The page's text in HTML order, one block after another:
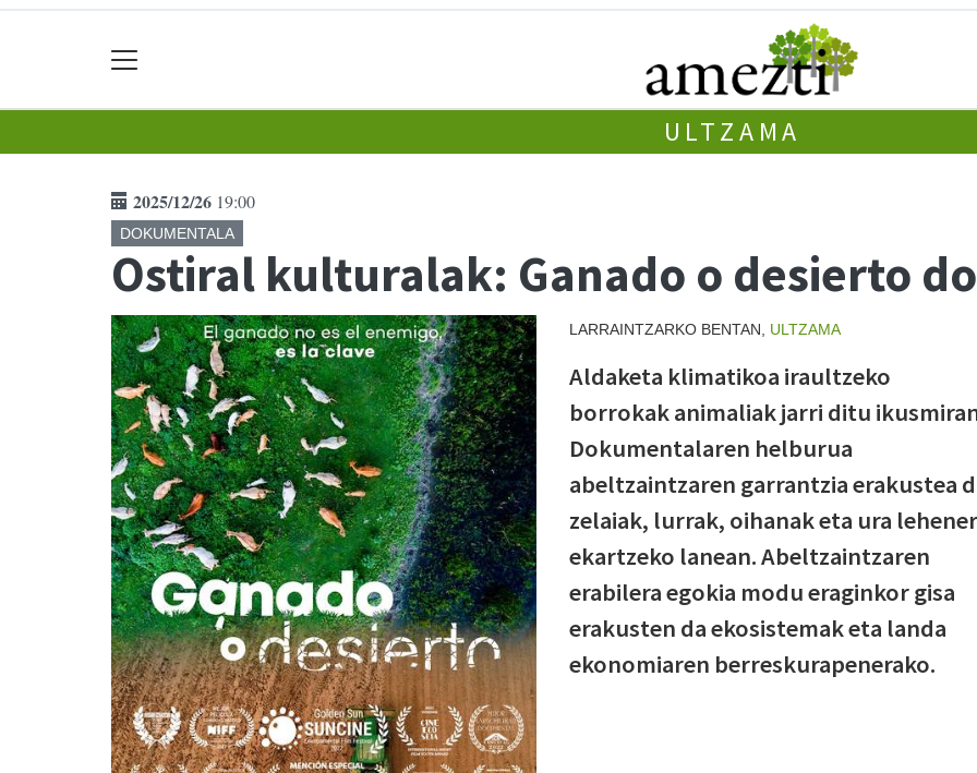
ULTZAMA
2025/12/26 19:00
DOKUMENTALA
Ostiral kulturalak: Ganado o desierto
LARRAINTZARKO BENTAN, ULTZAMA
Aldaketa klimatikoa iraultzeko
borrokak animaliak jarri ditu
Dokumentalaren helburua
abeltzaintzaren garrantzia erakustea
zelaiak, lurrak, oihanak eta ura
ekartzeko lanean. Abeltzaintzaren
erabilera egokia modu eraginkor gisa
erakusten da ekosistemak eta landa
ekonomiaren berreskurapenerako.